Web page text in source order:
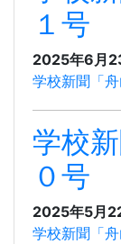
１号
2025年6月
学校新聞「
学校
０号
2025年5月
学校新聞「